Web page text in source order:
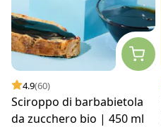
4.9(60)
Sciroppo di barbabietola
da zucchero bio | 450 ml